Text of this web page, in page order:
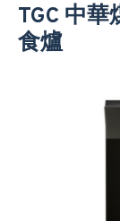
TGC 中
食爐